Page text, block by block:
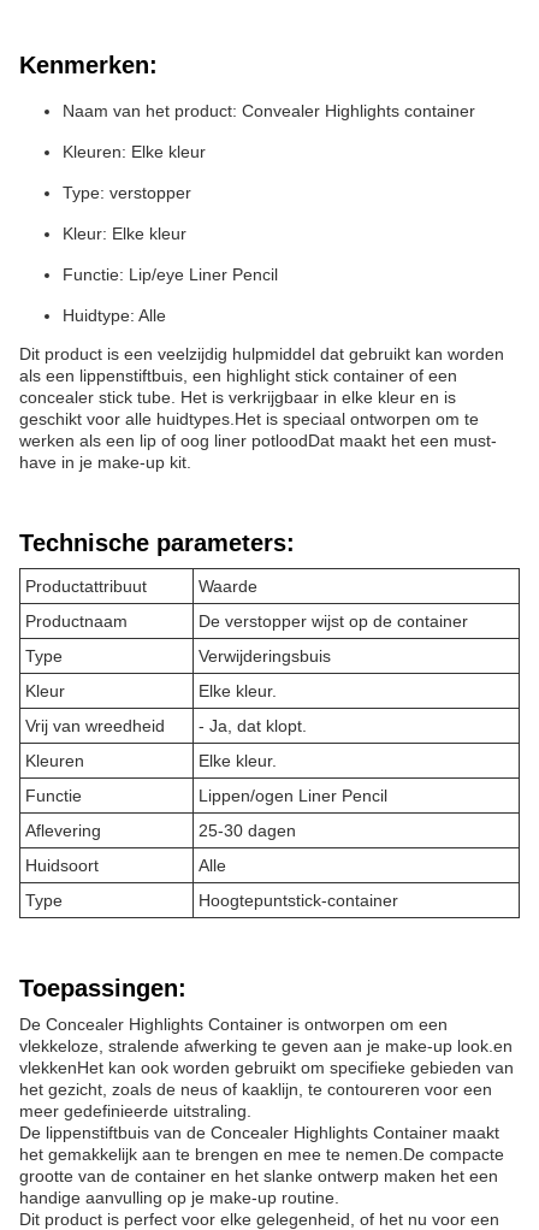
Kenmerken:
Naam van het product: Convealer Highlights container
Kleuren: Elke kleur
Type: verstopper
Kleur: Elke kleur
Functie: Lip/eye Liner Pencil
Huidtype: Alle
Dit product is een veelzijdig hulpmiddel dat gebruikt kan worden
als een lippenstiftbuis, een highlight stick container of een
concealer stick tube. Het is verkrijgbaar in elke kleur en is
geschikt voor alle huidtypes.Het is speciaal ontworpen om te
werken als een lip of oog liner potloodDat maakt het een must-
have in je make-up kit.
Technische parameters:
Productattribuut
Waarde
Productnaam
De verstopper wijst op de container
Type
Verwijderingsbuis
Kleur
Elke kleur.
Vrij van wreedheid
- Ja, dat klopt.
Kleuren
Elke kleur.
Functie
Lippen/ogen Liner Pencil
Aflevering
25-30 dagen
Huidsoort
Alle
Type
Hoogtepuntstick-container
Toepassingen:
De Concealer Highlights Container is ontworpen om een
vlekkeloze, stralende afwerking te geven aan je make-up look.en
vlekkenHet kan ook worden gebruikt om specifieke gebieden van
het gezicht, zoals de neus of kaaklijn, te contoureren voor een
meer gedefinieerde uitstraling.
De lippenstiftbuis van de Concealer Highlights Container maakt
het gemakkelijk aan te brengen en mee te nemen.De compacte
grootte van de container en het slanke ontwerp maken het een
handige aanvulling op je make-up routine.
Dit product is perfect voor elke gelegenheid, of het nu voor een